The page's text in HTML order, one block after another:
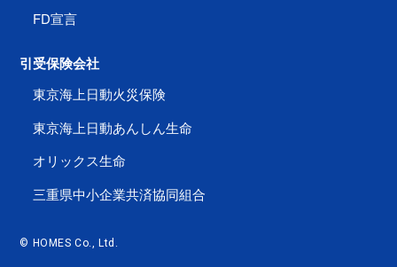
FD宣言
引受保険会社
東京海上日動火災保険
東京海上日動あんしん生命
オリックス生命
三重県中小企業共済協同組合
© HOMES Co., Ltd.